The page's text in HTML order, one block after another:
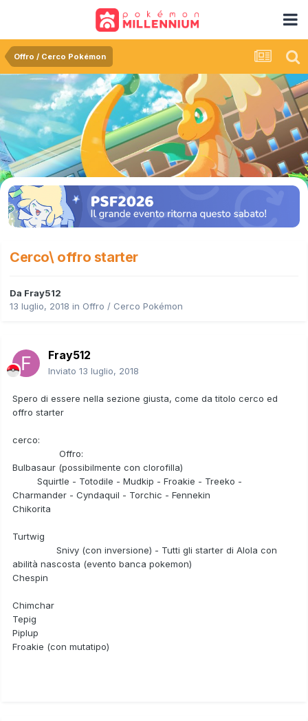
Offro / Cerco Pokémon
Cerco\ offro starter
Da Fray512
13 luglio, 2018 in Offro / Cerco Pokémon
Fray512
Inviato 13 luglio, 2018
Spero di essere nella sezione giusta, come da titolo cerco ed
offro starter
cerco:
Offro:
Bulbasaur (possibilmente con clorofilla)
Squirtle - Totodile - Mudkip - Froakie - Treeko -
Charmander - Cyndaquil - Torchic - Fennekin
Chikorita
Turtwig
Snivy (con inversione) - Tutti gli starter di Alola con
abilità nascosta (evento banca pokemon)
Chespin
Chimchar
Tepig
Piplup
Froakie (con mutatipo)